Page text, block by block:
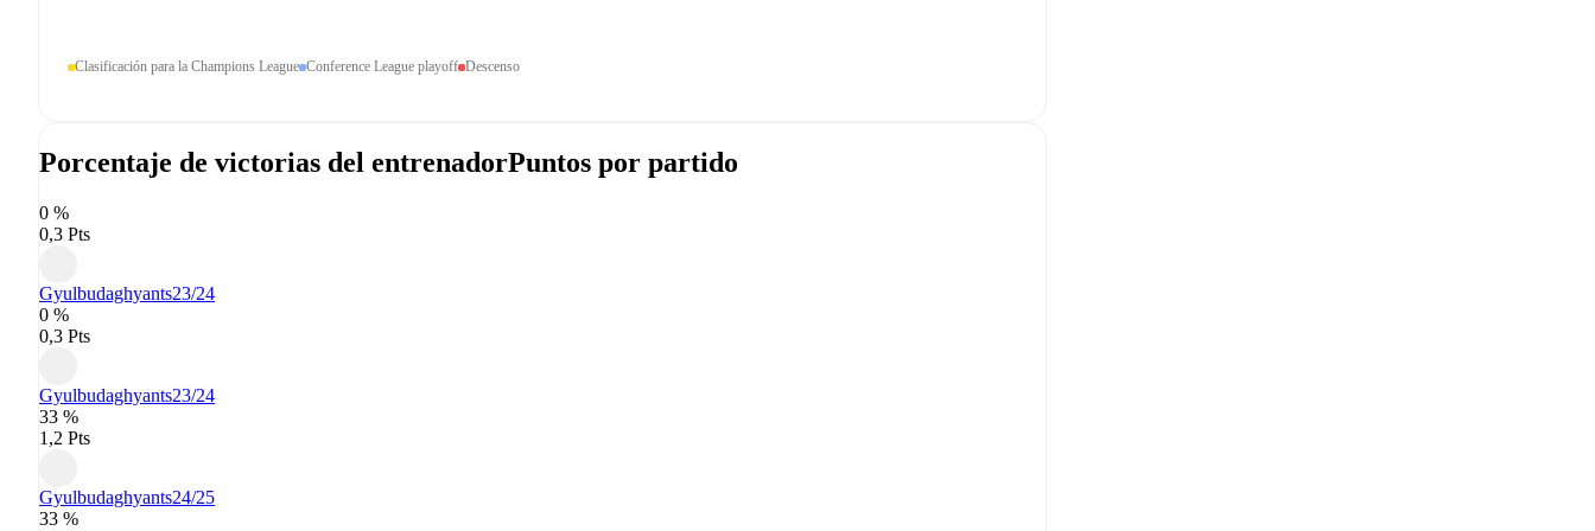
Clasificación para la Champions League Conference League playoff Descenso
Porcentaje de victorias del entrenadorPuntos por partido
0 %
0,3 Pts
Gyulbudaghyants23/24
0 %
0,3 Pts
Gyulbudaghyants23/24
33 %
1,2 Pts
Gyulbudaghyants24/25
33 %